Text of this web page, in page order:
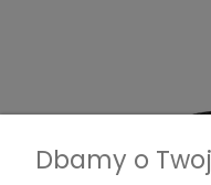
Dbamy o